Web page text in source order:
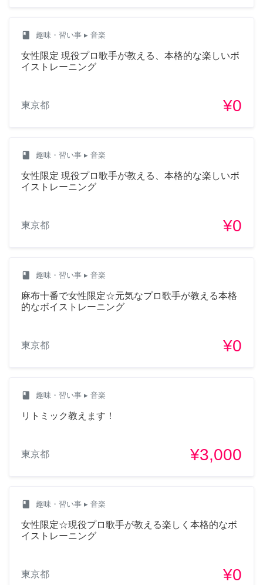
class 趣味・習い事 ▸ 音楽
女性限定 現役プロ歌手が教える、本格的な楽しいボ
イストレーニング
東京都 ¥0
class 趣味・習い事 ▸ 音楽
女性限定 現役プロ歌手が教える、本格的な楽しいボ
イストレーニング
東京都 ¥0
class 趣味・習い事 ▸ 音楽
麻布十番で女性限定☆元気なプロ歌手が教える本格
的なボイストレーニング
東京都 ¥0
class 趣味・習い事 ▸ 音楽
リトミック教えます！
東京都 ¥3,000
class 趣味・習い事 ▸ 音楽
女性限定☆現役プロ歌手が教える楽しく本格的なボ
イストレーニング
東京都 ¥0